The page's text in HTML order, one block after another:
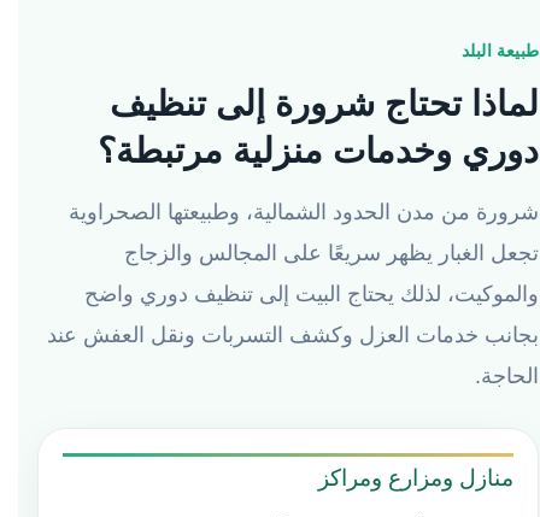
طبيعة البلد
لماذا تحتاج شرورة إلى تنظيف
دوري وخدمات منزلية مرتبطة؟
شرورة من مدن الحدود الشمالية، وطبيعتها الصحراوية
تجعل الغبار يظهر سريعًا على المجالس والزجاج
والموكيت، لذلك يحتاج البيت إلى تنظيف دوري واضح
بجانب خدمات العزل وكشف التسربات ونقل العفش عند
الحاجة.
منازل ومزارع ومراكز